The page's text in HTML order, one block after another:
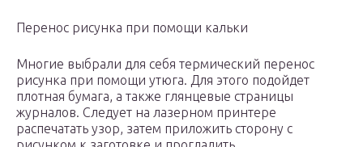
Перенос рисунка при помощи кальки
Многие выбрали для себя термический перенос
рисунка при помощи утюга. Для этого подойдет
плотная бумага, а также глянцевые страницы
журналов. Следует на лазерном принтере
распечатать узор, затем приложить сторону с